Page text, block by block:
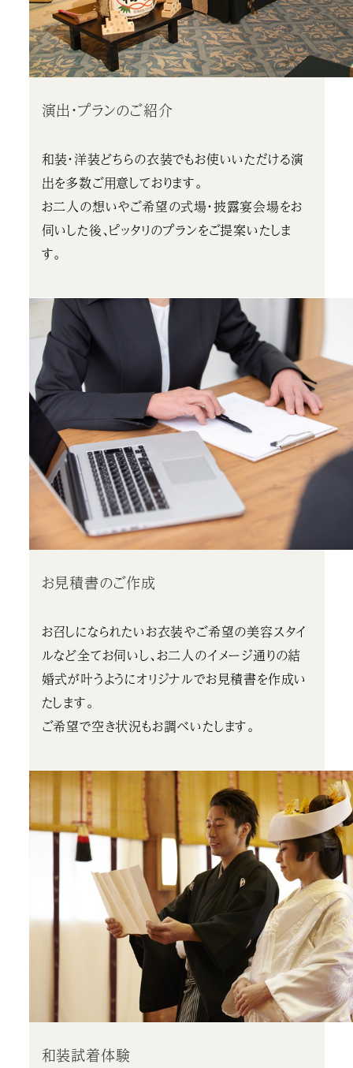
演出・プランのご紹介
和装・洋装どちらの衣装でもお使いいただける演
出を多数ご用意しております。
お二人の想いやご希望の式場・披露宴会場をお
伺いした後、ピッタリのプランをご提案いたしま
す。
お見積書のご作成
お召しになられたいお衣装やご希望の美容スタイ
ルなど全てお伺いし、お二人のイメージ通りの結
婚式が叶うようにオリジナルでお見積書を作成い
たします。
ご希望で空き状況もお調べいたします。
和装試着体験